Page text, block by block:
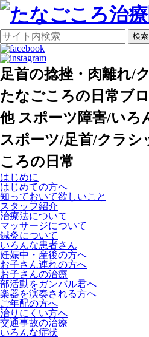
検索
足首の捻挫・肉離れ/
たなごころの日常ブ
他 スポーツ障害/いろ
スポーツ/足首/クラ
ころの日常
はじめに
はじめての方へ
知っておいて欲しいこと
スタッフ紹介
治療法について
マッサージについて
鍼灸について
いろんな患者さん
妊娠中・産後の方へ
お子さん連れの方へ
お子さんの治療
部活動をガンバル君へ
楽器を演奏される方へ
ご年配の方へ
治りにくい方へ
交通事故の治療
いろんな症状